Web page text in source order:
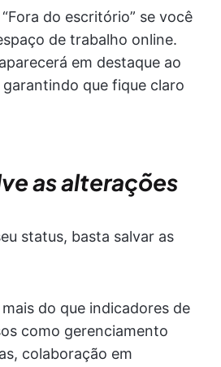
do escritório” se você
de trabalho online.
em destaque ao
que fique claro
as alterações
status, basta salvar as
do que indicadores de
como gerenciamento
colaboração em